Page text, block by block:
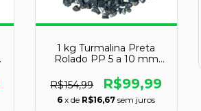
1 kg Turmalina Preta
Rolado PP 5 a 10 mm
R$154,99
R$99,99
6 x de R$16,67 sem juros